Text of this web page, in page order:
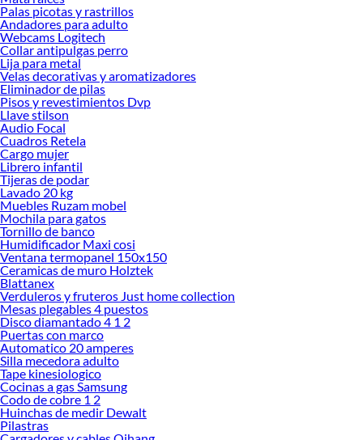
Limpiador Pisos!
Explora la variedad de productos de Limpiador Pisos en Sodimac
Herramientas, materiales y accesorios de calidad para tus proyectos y
renovación de espacios. ¡Visítanos y descubre todo lo que tenemos para
ofrecerte!
Encuentra una amplia variedad de productos de Limpiador Pisos en Sodimac.
Encuentra todo lo necesario para tus proyectos de renovación y decoración.
¡Visítanos y haz tus ideas realidad!
Palas picotas y rastrillos
Andadores para adulto
Webcams Logitech
Collar antipulgas perro
Lija para metal
Velas decorativas y aromatizadores
Eliminador de pilas
Pisos y revestimientos Dvp
Llave stilson
Audio Focal
Cuadros Retela
Cargo mujer
Librero infantil
Tijeras de podar
Lavado 20 kg
Muebles Ruzam mobel
Mochila para gatos
Tornillo de banco
Humidificador Maxi cosi
Ventana termopanel 150x150
Ceramicas de muro Holztek
Blattanex
Verduleros y fruteros Just home collection
Mesas plegables 4 puestos
Disco diamantado 4 1 2
Puertas con marco
Automatico 20 amperes
Silla mecedora adulto
Tape kinesiologico
Cocinas a gas Samsung
Codo de cobre 1 2
Huinchas de medir Dewalt
Pilastras